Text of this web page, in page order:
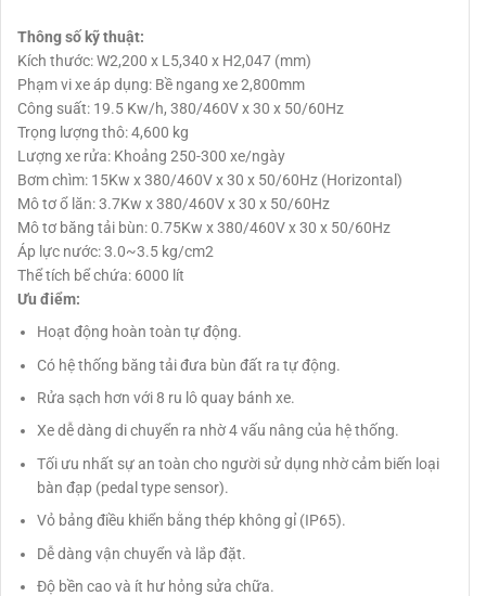
Thông số kỹ thuật:
Kích thước: W2,200 x L5,340 x H2,047 (mm)
Phạm vi xe áp dụng: Bề ngang xe 2,800mm
Công suất: 19.5 Kw/h, 380/460V x 30 x 50/60Hz
Trọng lượng thô: 4,600 kg
Lượng xe rửa: Khoảng 250-300 xe/ngày
Bơm chìm: 15Kw x 380/460V x 30 x 50/60Hz (Horizontal)
Mô tơ ổ lăn: 3.7Kw x 380/460V x 30 x 50/60Hz
Mô tơ băng tải bùn: 0.75Kw x 380/460V x 30 x 50/60Hz
Áp lực nước: 3.0~3.5 kg/cm2
Thể tích bể chứa: 6000 lít
Ưu điểm:
Hoạt động hoàn toàn tự động.
Có hệ thống băng tải đưa bùn đất ra tự động.
Rửa sạch hơn với 8 ru lô quay bánh xe.
Xe dễ dàng di chuyển ra nhờ 4 vấu nâng của hệ thống.
Tối ưu nhất sự an toàn cho người sử dụng nhờ cảm biến loại
bàn đạp (pedal type sensor).
Vỏ bảng điều khiển bằng thép không gỉ (IP65).
Dễ dàng vận chuyển và lắp đặt.
Độ bền cao và ít hư hỏng sửa chữa.